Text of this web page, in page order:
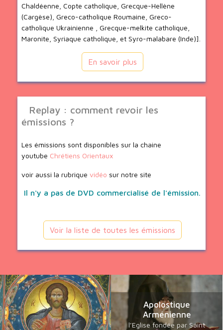
Chaldéenne, Copte catholique, Grecque-Hellène
(Cargèse), Greco-catholique Roumaine, Greco-
catholique Ukrainienne , Grecque-melkite catholique,
Maronite, Syriaque catholique, et Syro-malabare (Inde)].
En savoir plus
Replay : comment revoir les
émissions ?
Les émissions sont disponibles sur la chaine
youtube Chrétiens Orientaux
voir aussi la rubrique vidéo sur notre site
Il n'y a pas de DVD commercialisé de l'émission.
Voir la liste de toutes les émissions
Apolostique
Arménienne
l’Eglise fondée par Saint